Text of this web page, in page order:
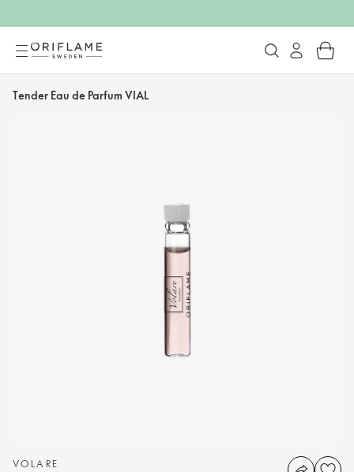
Tender Eau de Parfum VIAL
VOLARE